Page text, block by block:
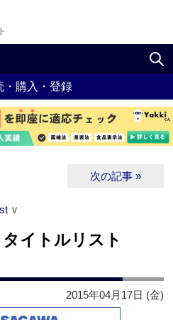
・購入・登録
次の記事 »
∨
タイトルリスト
2015年04月17日 (金)